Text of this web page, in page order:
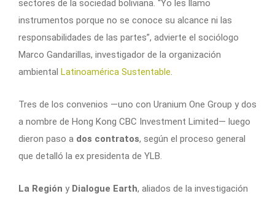
sectores de la sociedad boliviana. “Yo les llamo
instrumentos porque no se conoce su alcance ni las
responsabilidades de las partes”, advierte el sociólogo
Marco Gandarillas, investigador de la organización
ambiental Latinoamérica Sustentable.
Tres de los convenios —uno con Uranium One Group y dos
a nombre de Hong Kong CBC Investment Limited— luego
dieron paso a dos contratos, según el proceso general
que detalló la ex presidenta de YLB.
La Región y Dialogue Earth, aliados de la investigación